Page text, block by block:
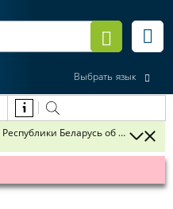
Выбрать язык
Беларусь об